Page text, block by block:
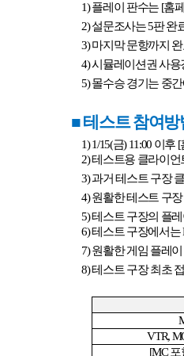
1)플레이 판수는 [홈
2)설문조사는5판 완
3)마지막 문항까지
4)시뮬레이션권 사용
5)몰수승 경기는 중
■테스트 참여
1) 1/15(금) 11:00 이후 [
2)테스트용 클라이언
3)과거 테스트 구장
4)원활한 테스트 구
5)테스트 구장의 플레
6)테스트 구장에서는
7)원활한 게임 플레
8)테스트 구장 최초 접
VTR,
[MC포